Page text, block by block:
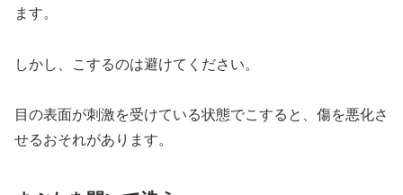
ます。
しかし、こするのは避けてください。
目の表面が刺激を受けている状態でこすると、傷を悪化さ
せるおそれがあります。